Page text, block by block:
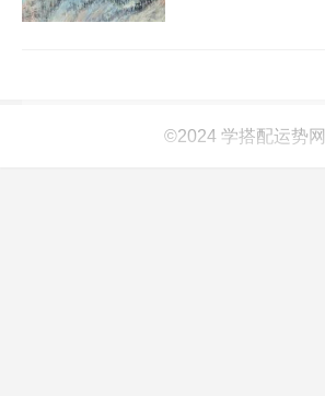
©2024 学搭配运势网